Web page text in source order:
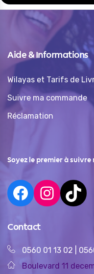
Aide & Informations
Wilayas et Tarifs de
Suivre ma commande
Réclamation
Soyez le premier à
Contact
0560 01 13 02
Boulevard 11